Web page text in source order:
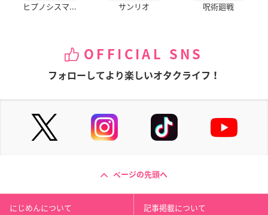
ヒプノシスマ... サンリオ 呪術廻戦
OFFICIAL SNS
フォローしてより楽しいオタクライフ！
ページの先頭へ
にじめんについて 記事掲載について